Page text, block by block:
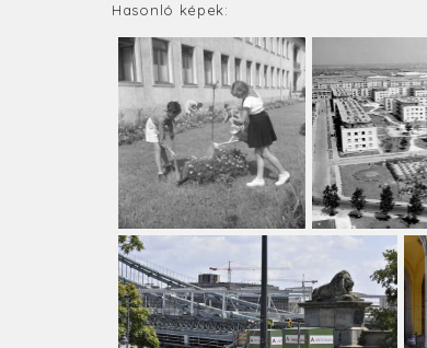
Hasonló képek: